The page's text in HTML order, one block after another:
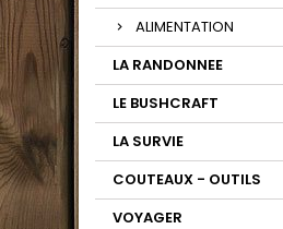
ALIMENTATION
LA RANDONNEE
LE BUSHCRAFT
LA SURVIE
COUTEAUX - OUTILS
VOYAGER